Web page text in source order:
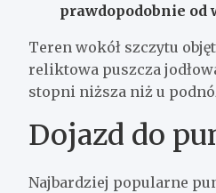
prawdopodobnie od
Teren wokół szczytu
reliktowa puszcza
stopni niższa niż u
Dojazd do
Najbardziej popularne